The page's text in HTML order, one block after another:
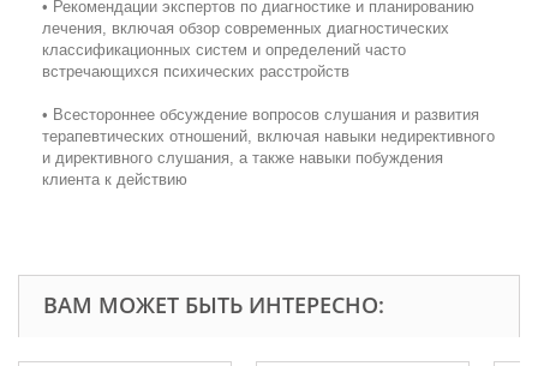
• Рекомендации экспертов по диагностике и планированию
лечения, включая обзор современных диагностических
классификационных систем и определений часто
встречающихся психических расстройств
• Всестороннее обсуждение вопросов слушания и развития
терапевтических отношений, включая навыки недирективного
и директивного слушания, а также навыки побуждения
клиента к действию
ВАМ МОЖЕТ БЫТЬ ИНТЕРЕСНО: